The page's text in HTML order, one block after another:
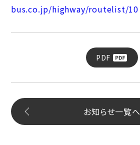
bus.co.jp/highway/routelist/10
PDF
お知らせ一覧へ